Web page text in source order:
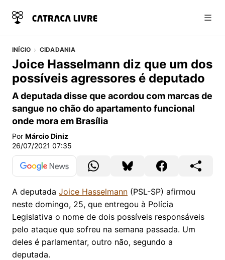
INÍCIO CIDADANIA
Joice Hasselmann diz que um dos
possíveis agressores é deputado
A deputada disse que acordou com marcas de
sangue no chão do apartamento funcional
onde mora em Brasília
Por Márcio Diniz
26/07/2021 07:35
A deputada Joice Hasselmann (PSL-SP) afirmou
neste domingo, 25, que entregou à Polícia
Legislativa o nome de dois possíveis responsáveis
pelo ataque que sofreu na semana passada. Um
deles é parlamentar, outro não, segundo a
deputada.